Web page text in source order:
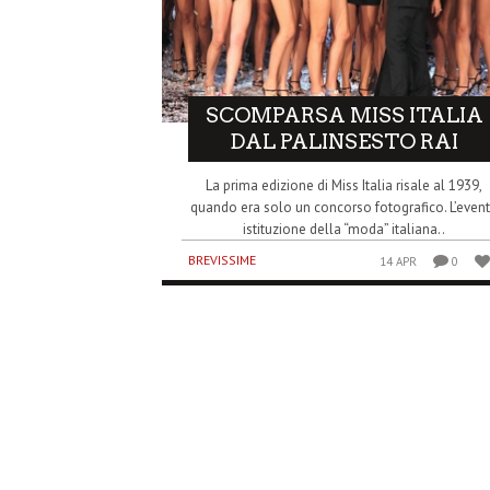
SCOMPARSA MISS ITALIA
DAL PALINSESTO RAI
La prima edizione di Miss Italia risale al 1939,
quando era solo un concorso fotografico.
istituzione della “moda” italiana..
BREVISSIME 14 APR 0